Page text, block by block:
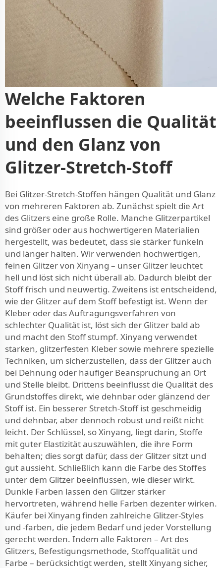
Welche Faktoren
beeinflussen die Qualität
und den Glanz von
Glitzer-Stretch-Stoff
Bei Glitzer-Stretch-Stoffen hängen Qualität und Glanz
von mehreren Faktoren ab. Zunächst spielt die Art
des Glitzers eine große Rolle. Manche Glitzerpartikel
sind größer oder aus hochwertigeren Materialien
hergestellt, was bedeutet, dass sie stärker funkeln
und länger halten. Wir verwenden hochwertigen,
feinen Glitzer von Xinyang – unser Glitzer leuchtet
hell und löst sich nicht überall ab. Dadurch bleibt der
Stoff frisch und neuwertig. Zweitens ist entscheidend,
wie der Glitzer auf dem Stoff befestigt ist. Wenn der
Kleber oder das Auftragungsverfahren von
schlechter Qualität ist, löst sich der Glitzer bald ab
und macht den Stoff stumpf. Xinyang verwendet
starken, glitzerfesten Kleber sowie mehrere spezielle
Techniken, um sicherzustellen, dass der Glitzer auch
bei Dehnung oder häufiger Beanspruchung an Ort
und Stelle bleibt. Drittens beeinflusst die Qualität des
Grundstoffes direkt, wie dehnbar oder glänzend der
Stoff ist. Ein besserer Stretch-Stoff ist geschmeidig
und dehnbar, aber dennoch robust und reißt nicht
leicht. Der Schlüssel, so Xinyang, liegt darin, Stoffe
mit guter Elastizität auszuwählen, die ihre Form
behalten; dies sorgt dafür, dass der Glitzer sitzt und
gut aussieht. Schließlich kann die Farbe des Stoffes
unter dem Glitzer beeinflussen, wie dieser wirkt.
Dunkle Farben lassen den Glitzer stärker
hervortreten, während helle Farben dezenter wirken.
Käufer bei Xinyang finden zahlreiche Glitzer-Styles
und -farben, die jedem Bedarf und jeder Vorstellung
gerecht werden. Indem alle Faktoren – Art des
Glitzers, Befestigungsmethode, Stoffqualität und
Farbe – berücksichtigt werden, stellt Xinyang sicher,